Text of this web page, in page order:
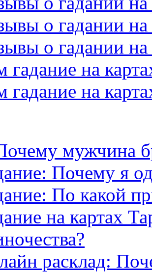
о гадании на
о гадании на
гадание на
гадание на
мужчина
Почему я
По какой
на картах
расклад: